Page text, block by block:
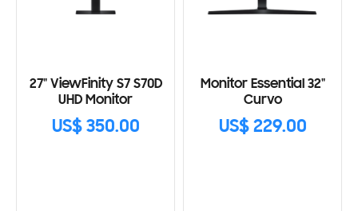
27" ViewFinity S7 S70D
UHD Monitor
US$ 350.00
Monitor Essential 32"
Curvo
US$ 229.00